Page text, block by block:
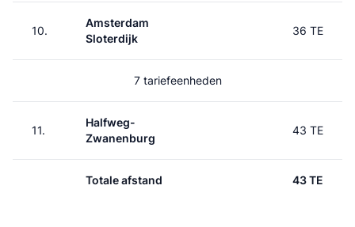
10.
Amsterdam
Sloterdijk
36 TE
7 tariefeenheden
11.
Halfweg-
Zwanenburg
43 TE
Totale afstand 43 TE